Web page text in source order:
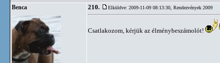
Benca 210. Elküldve: 2009-11-09 08:13:30, Rendezvények 2009
Csatlakozom, kérjük az élménybeszámolót!